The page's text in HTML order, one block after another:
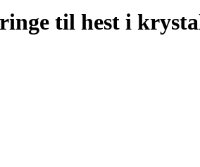
til hest i